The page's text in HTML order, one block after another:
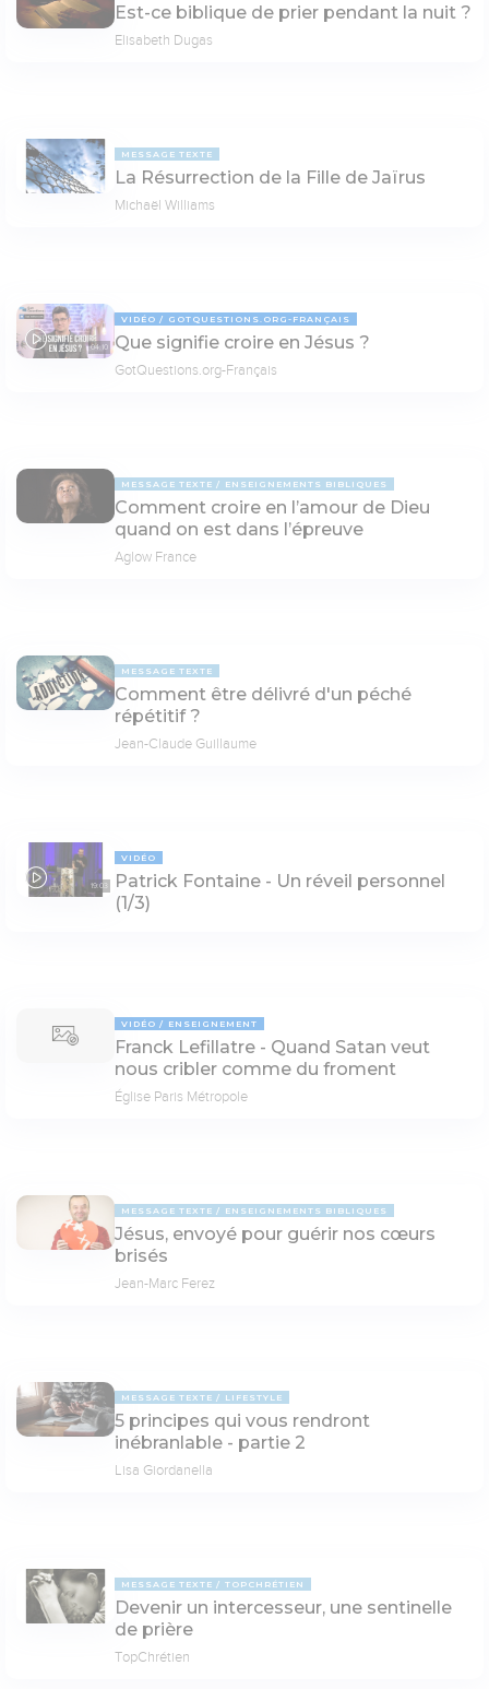
Est-ce biblique de prier pendant la nuit ?
Elisabeth Dugas
MESSAGE TEXTE
La Résurrection de la Fille de Jaïrus
Michaël Williams
04:10
VIDÉO GOTQUESTIONS.ORG-FRANÇAIS
Que signifie croire en Jésus ?
GotQuestions.org-Français
MESSAGE TEXTE ENSEIGNEMENTS BIBLIQUES
Comment croire en l’amour de Dieu
quand on est dans l’épreuve
Aglow France
MESSAGE TEXTE
Comment être délivré d'un péché
répétitif ?
Jean-Claude Guillaume
19:03
VIDÉO
Patrick Fontaine - Un réveil personnel
(1/3)
VIDÉO ENSEIGNEMENT
Franck Lefillatre - Quand Satan veut
nous cribler comme du froment
Église Paris Métropole
MESSAGE TEXTE ENSEIGNEMENTS BIBLIQUES
Jésus, envoyé pour guérir nos cœurs
brisés
Jean-Marc Ferez
MESSAGE TEXTE LIFESTYLE
5 principes qui vous rendront
inébranlable - partie 2
Lisa Giordanella
MESSAGE TEXTE TOPCHRÉTIEN
Devenir un intercesseur, une sentinelle
de prière
TopChrétien